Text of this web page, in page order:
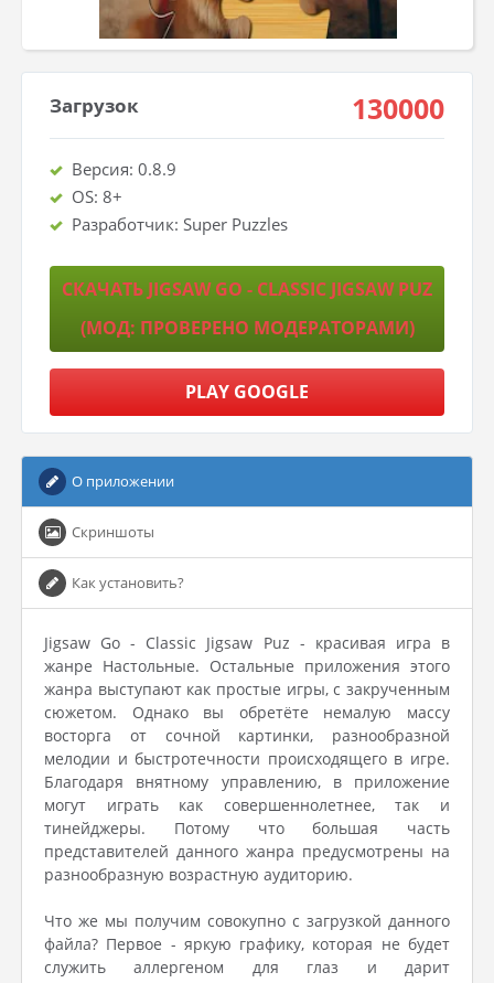
Загрузок 130000
Версия: 0.8.9
OS: 8+
Разработчик: Super Puzzles
СКАЧАТЬ JIGSAW GO - CLASSIC JIGSAW PUZ
(МОД: ПРОВЕРЕНО МОДЕРАТОРАМИ)
PLAY GOOGLE
О приложении
Скриншоты
Как установить?
Jigsaw Go - Classic Jigsaw Puz - красивая игра в
жанре Настольные. Остальные приложения этого
жанра выступают как простые игры, с закрученным
сюжетом. Однако вы обретёте немалую массу
восторга от сочной картинки, разнообразной
мелодии и быстротечности происходящего в игре.
Благодаря внятному управлению, в приложение
могут играть как совершеннолетнее, так и
тинейджеры. Потому что большая часть
представителей данного жанра предусмотрены на
разнообразную возрастную аудиторию.
Что же мы получим совокупно с загрузкой данного
файла? Первое - яркую графику, которая не будет
служить аллергеном для глаз и дарит